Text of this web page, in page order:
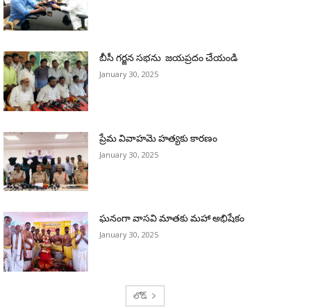
బీసీ గర్జన సభను జయప్రదం చేయండి
January 30, 2025
ప్రేమ వివాహమె హత్యకు కారణం
January 30, 2025
ఘనంగా వాసవి మాతకు మహా అభిషేకం
January 30, 2025
లోడ్